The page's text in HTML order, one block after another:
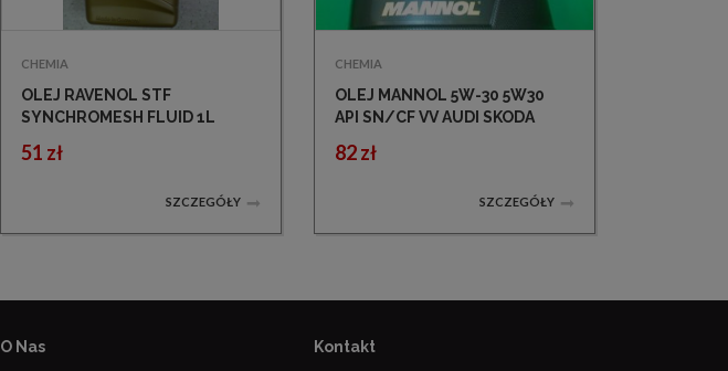
CHEMIA
OLEJ RAVENOL STF
SYNCHROMESH FLUID 1L
VENTURE GEAR
51 zł
SZCZEGÓŁY
CHEMIA
OLEJ MANNOL 5W-30 5W30
API SN/CF VV AUDI SKODA
82 zł
SZCZEGÓŁY
O Nas Kontakt